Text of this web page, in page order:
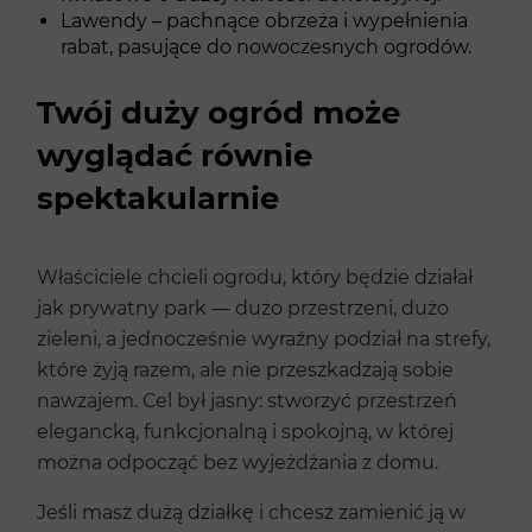
Lawendy – pachnące obrzeża i wypełnienia
rabat, pasujące do nowoczesnych ogrodów.
Twój duży ogród może
wyglądać równie
spektakularnie
Właściciele chcieli ogrodu, który będzie działał
jak prywatny park — dużo przestrzeni, dużo
zieleni, a jednocześnie wyraźny podział na strefy,
które żyją razem, ale nie przeszkadzają sobie
nawzajem. Cel był jasny: stworzyć przestrzeń
elegancką, funkcjonalną i spokojną, w której
można odpocząć bez wyjeżdżania z domu.
Jeśli masz dużą działkę i chcesz zamienić ją w